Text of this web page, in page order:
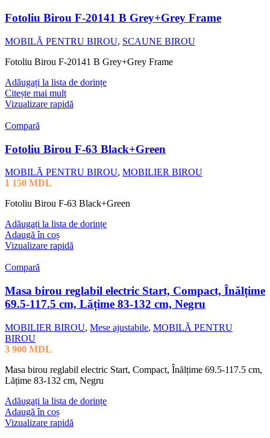
Fotoliu Birou F-20141 B Grey+Grey Frame
MOBILĂ PENTRU BIROU, SCAUNE BIROU
Fotoliu Birou F-20141 B Grey+Grey Frame
Adăugați la lista de dorințe
Citește mai mult
Vizualizare rapidă
Compară
Fotoliu Birou F-63 Black+Green
MOBILĂ PENTRU BIROU, MOBILIER BIROU
1 150 MDL
Fotoliu Birou F-63 Black+Green
Adăugați la lista de dorințe
Adaugă în coș
Vizualizare rapidă
Compară
Masa birou reglabil electric Start, Compact, Înălțime
69.5-117.5 cm, Lățime 83-132 cm, Negru
MOBILIER BIROU, Mese ajustabile, MOBILĂ PENTRU
BIROU
3 900 MDL
Masa birou reglabil electric Start, Compact, Înălțime 69.5-117.5 cm,
Lățime 83-132 cm, Negru
Adăugați la lista de dorințe
Adaugă în coș
Vizualizare rapidă